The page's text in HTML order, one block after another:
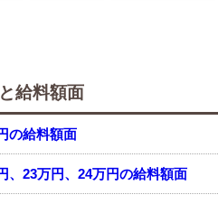
給料額面
の給料額面
、23万円、24万円の給料額面